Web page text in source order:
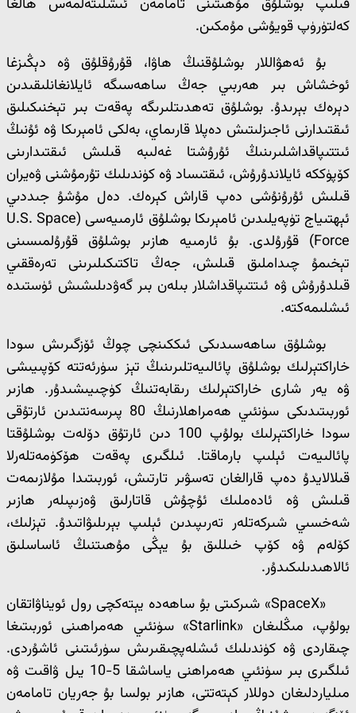
قىلىپ بوشلۇق مۇھىتىنى تامامەن ئىشلىتەلمەس ھالغا
كەلتۈرۈپ قويۇشى مۇمكىن.
بۇ ئەھۋاللار بوشلۇقنىڭ ھاۋا، قۇرۇقلۇق ۋە دېڭىزغا
ئوخشاش بىر ھەربىي جەڭ ساھەسىگە ئايلانغانلىقىدىن
دېرەك بېرىدۇ. بوشلۇق تەھدىتلىرىگە پەقەت بىر تېخنىكىلىق
ئىقتىدارنى ئاجىزلىتىش دەپلا قارىماي، بەلكى ئامېرىكا ۋە ئۇنىڭ
ئىتتىپاقداشلىرىنىڭ ئۇرۇشتا غەلىبە قىلىش ئىقتىدارىنى
كۆپۈككە ئايلاندۇرۇش، ئىقتىساد ۋە كۈندىلىك تۇرمۇشنى ۋەيران
قىلىش ئۇرۇنۇشى دەپ قاراش كېرەك. دەل مۇشۇ جىددىي
ئېھتىياج تۈپەيلىدىن ئامېرىكا بوشلۇق ئارمىيەسى (U.S. Space
Force) قۇرۇلدى. بۇ ئارمىيە ھازىر بوشلۇق قۇرۇلمىسىنى
تېخىمۇ چىداملىق قىلىش، جەڭ تاكتىكىلىرىنى تەرەققىي
قىلدۇرۇش ۋە ئىتتىپاقداشلار بىلەن بىر گەۋدىلىشىش ئۈستىدە
ئىشلىمەكتە.
بوشلۇق ساھەسىدىكى ئىككىنچى چوڭ ئۆزگىرىش سودا
خاراكتېرلىك بوشلۇق پائالىيەتلىرىنىڭ تېز سۈرئەتتە كۆپىيىشى
ۋە يەر شارى خاراكتېرلىك رىقابەتنىڭ كۈچىيىشىدۇر. ھازىر
ئوربىتىدىكى سۈنئىي ھەمراھلارنىڭ 80 پىرسەنتىدىن ئارتۇقى
سودا خاراكتېرلىك بولۇپ 100 دىن ئارتۇق دۆلەت بوشلۇقتا
پائالىيەت ئېلىپ بارماقتا. ئىلگىرى پەقەت ھۆكۈمەتلەرلا
قىلالايدۇ دەپ قارالغان تەسۋىر تارتىش، ئوربىتىدا مۇلازىمەت
قىلىش ۋە ئادەملىك ئۇچۇش قاتارلىق ۋەزىپىلەر ھازىر
شەخسىي شىركەتلەر تەرىپىدىن ئېلىپ بېرىلىۋاتىدۇ. تېزلىك،
كۆلەم ۋە كۆپ خىللىق بۇ يېڭى مۇھىتنىڭ ئاساسلىق
ئالاھىدىلىكىدۇر.
«SpaceX» شىركىتى بۇ ساھەدە يېتەكچى رول ئويناۋاتقان
بولۇپ، مىڭلىغان «Starlink» سۈنئىي ھەمراھىنى ئوربىتىغا
چىقاردى ۋە كۈندىلىك ئىشلەپچىقىرىش سۈرئىتىنى ئاشۇردى.
ئىلگىرى بىر سۈنئىي ھەمراھنى ياساشقا 5-10 يىل ۋاقىت ۋە
مىلياردلىغان دوللار كېتەتتى، ھازىر بولسا بۇ جەريان تامامەن